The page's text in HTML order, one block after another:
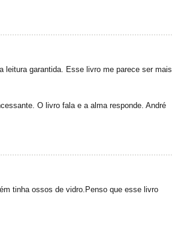
leitura garantida. Esse livro me parece ser mais
O livro fala e a alma responde. André
tinha ossos de vidro.Penso que esse livro